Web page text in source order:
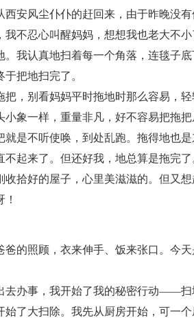
安风尘仆仆的赶回来，由于昨晚没
我不忍心叫醒妈妈，想想我也老大不
。我认真地扫着每一个角落，连毯子
把地扫完了。
把，别看妈妈平时拖地时那么容易，
小象一样，重量非凡，好不容易把拖
就是不听使唤，到处乱跑。拖得地也
起来了。但还好我，地总算是拖完了
收拾好的屋子，心里美滋滋的。但又
爸的照顾，衣来伸手、饭来张口。今
去办事，我开始了我的秘密行动——扫
始了大扫除。我先从厨房开始，可一